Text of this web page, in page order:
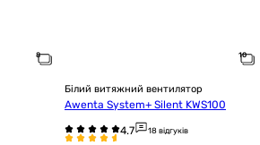
Білий витяжний вентилятор
Awenta System+ Silent KWS100
18 відгуків